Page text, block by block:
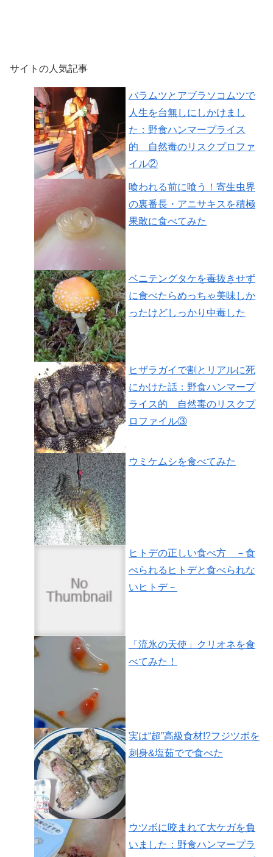
サイトの人気記事
バラムツとアブラソコムツで
人生を台無しにしかけまし
た：野食ハンマープライス
的 自然毒のリスクプロファ
イル②
喰われる前に喰う！寄生虫界
の裏番長・アニサキスを積極
果敢に食べてみた
ベニテングタケを毒抜きせず
に食べたらめっちゃ美味しか
ったけどしっかり中毒した
ヒザラガイで割とリアルに死
にかけた話：野食ハンマープ
ライス的 自然毒のリスクプ
ロファイル③
ウミケムシを食べてみた
ヒトデの正しい食べ方 －食
べられるヒトデと食べられな
いヒトデ－
「流氷の天使」クリオネを食
べてみた！
実は“超”高級食材!?フジツボを
刺身&塩茹でで食べた
ウツボに咬まれて大ケガを負
いました：野食ハンマープラ